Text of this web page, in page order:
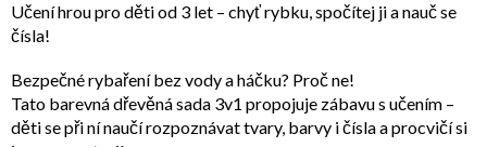
Učení hrou pro děti od 3 let – chyť rybku, spočítej ji a nauč se
čísla!
Bezpečné rybaření bez vody a háčku? Proč ne!
Tato barevná dřevěná sada 3v1 propojuje zábavu s učením –
děti se při ní naučí rozpoznávat tvary, barvy i čísla a procvičí si